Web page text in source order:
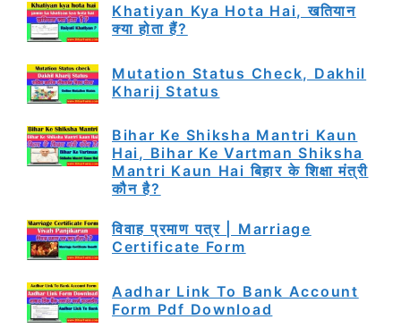
Khatiyan Kya Hota Hai, खतियान
क्या होता हैं?
Mutation Status Check, Dakhil
Kharij Status
Bihar Ke Shiksha Mantri Kaun
Hai, Bihar Ke Vartman Shiksha
Mantri Kaun Hai बिहार के शिक्षा मंत्री
कौन है?
विवाह प्रमाण पत्र | Marriage
Certificate Form
Aadhar Link To Bank Account
Form Pdf Download